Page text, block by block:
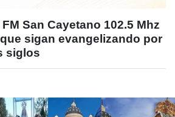
San Cayetano 102.5 Mhz
sigan evangelizando por
siglos